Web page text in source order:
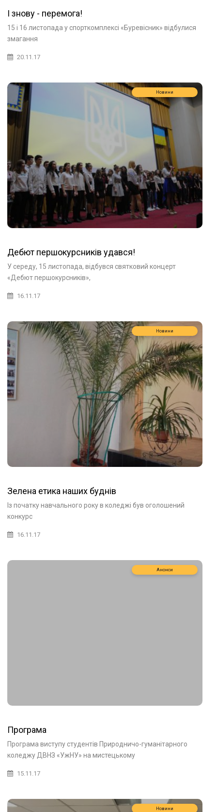
І знову - перемога!
15 і 16 листопада у спорткомплексі «Буревісник» відбулися
змагання
20.11.17
Новини
Дебют першокурсників удався!
У середу, 15 листопада, відбувся святковий концерт
«Дебют першокурсників»,
16.11.17
Новини
Зелена етика наших буднів
Із початку навчального року в коледжі був оголошений
конкурс
16.11.17
Анонси
Програма
Програма виступу студентів Природничо-гуманітарного
коледжу ДВНЗ «УжНУ» на мистецькому
15.11.17
Новини